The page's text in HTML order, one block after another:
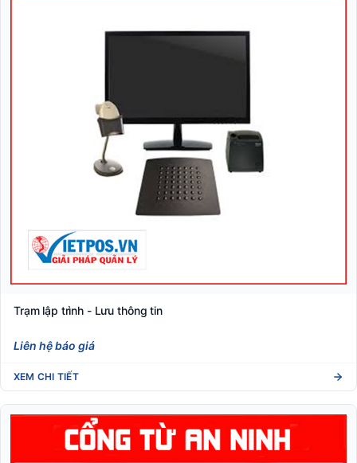
Trạm lập trình - Lưu thông tin
Liên hệ báo giá
XEM CHI TIẾT